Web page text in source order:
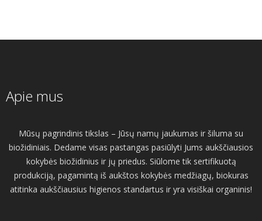
Apie mus
Mūsų pagrindinis tikslas – Jūsų namų jaukumas ir šiluma su
biožidiniais. Dedame visas pastangas pasiūlyti Jums aukščiausios
kokybės biožidinius ir jų priedus. Siūlome tik sertifikuotą
produkciją, pagamintą iš aukštos kokybės medžiagų, biokuras
atitinka aukščiausius higienos standartus ir yra visiškai organinis!